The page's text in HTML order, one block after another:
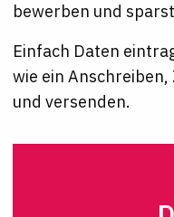
bewerben und
Einfach Daten
wie ein
und versenden.